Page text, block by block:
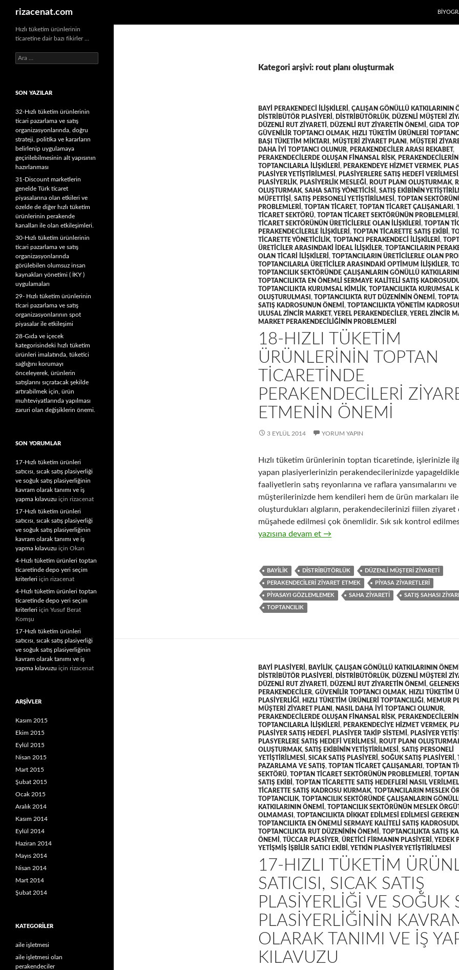
rizacenat.com
Kategori arşivi: rout planı oluşturmak
BAYI PERAKENDECI ILIŞKILERI , ÇALIŞAN GÖNÜLLÜ KATKILARININ
DISTRIBÜTÖR PLASIYERI , DISTRIBÜTÖRLÜK, DÜZENLI MÜŞTERI
DÜZENLI RUT ZIYARETI , DÜZENLI RUT ZIYARETIN ÖNEMI , GIDA
GÜVENILIR TOPTANCI OLMAK, HIZLI TÜKETIM ÜRÜNLERI
BAŞI TÜKETIM MIKTARI , MÜŞTERI ZIYARET PLANI , MÜŞTERI
DAHA IYI TOPTANCI OLUNUR, PERAKENDECILER ARASI REKABET,
PERAKENDECILERDE OLUŞAN FINANSAL RISK, PERAKENDECILERIN
TOPTANCILARLA ILIŞKILERI , PERAKENDEYE HIZMET VERMEK,
PLASIYER YETIŞTIRILMESI , PLASIYERLERE SATIŞ HEDEFI VERILMESI
PLASIYERLIK, PLASIYERLIK MESLEĞI , ROUT PLANI OLUŞTURMAK,
OLUŞTURMAK, SAHA SATIŞ YÖNETICISI , SATIŞ EKIBININ
MÜFETTIŞI , SATIŞ PERSONELI YETIŞTIRILMESI , TOPTAN
PROBLEMLERI , TOPTAN TICARET, TOPTAN TICARET ÇALIŞANLARI ,
TICARET SEKTÖRÜ, TOPTAN TICARET SEKTÖRÜNÜN PROBLEMLERI ,
TICARET SEKTÖRÜNÜN ÜRETICILERLE OLAN ILIŞKILERI , TOPTAN
PERAKENDECILERLE ILIŞKILERI , TOPTAN TICARETTE SATIŞ EKIBI ,
TICARETTE YÖNETICILIK, TOPTANCI PERAKENDECI ILIŞKILERI ,
ÜRETICILER ARASINDAKI IDEAL ILIŞKILER, TOPTANCILARIN
OLAN TICARI ILIŞKILERI , TOPTANCILARIN ÜRETICILERLE OLAN
TOPTANCILARLA ÜRETICILER ARASINDAKI OPTIMUM ILIŞKILER,
TOPTANCILIK SEKTÖRÜNDE ÇALIŞANLARIN GÖNÜLLÜ
TOPTANCILIKTA EN ÖNEMLI SERMAYE KALITELI SATIŞ
TOPTANCILIKTA KURUMSAL KIMLIK, TOPTANCILIKTA KURUMSAL
OLUŞTURULMASI , TOPTANCILIKTA RUT DÜZENININ ÖNEMI ,
SATIŞ KADROSUNUN ÖNEMI , TOPTANCILIKTA YÖNETIM
ULUSAL ZINCIR MARKET,YEREL PERAKENDECILER,YEREL ZINCIR
MARKET PERAKENDECILIĞININ PROBLEMLERI
18-HIZLI TÜKETIM
ÜRÜNLERININ TOPTAN
TICARETINDE
PERAKENDECILERI
ETMENIN ÖNEMI
3 EYLÜL 2014 YORUM YAPIN
Hızlı tüketim ürünlerinin toptan ticaretinde, işlerinizle
yapan plasiyerlerinizin perakendecilerinizde
faaliyetlerin satış reyonlarına ve raflara yansımalarını ve
müşterilerinizde hem kendileri hem de ürün markaları
oluşturdukları algıların, perakendecilerinizi fiilen ziyaret
müşahede edilmesi çok önemlidir. Sık sık kontrol
18-Hızlı tüketim ürünlerinin toptan ticaretinde
yazısına devam et →
BAYILIK DISTRIBÜTÖRLÜK DÜZENLI MÜŞTERI ZIYARETI
PERAKENDECILERI ZIYARET ETMEK PIYASA ZIYARETLERI
PIYASAYI GÖZLEMLEMEK SAHA ZIYARETI SATIŞ SAHASI
TOPTANCILIK
BAYI PLASIYERI , BAYILIK, ÇALIŞAN GÖNÜLLÜ KATKILARININ ÖNEMI
DISTRIBÜTÖR PLASIYERI , DISTRIBÜTÖRLÜK, DÜZENLI MÜŞTERI
DÜZENLI RUT ZIYARETI , DÜZENLI RUT ZIYARETIN ÖNEMI ,
PERAKENDECILER, GÜVENILIR TOPTANCI OLMAK, HIZLI TÜKETIM
PLASIYERLIĞI , HIZLI TÜKETIM ÜRÜNLERI TOPTANCILIĞI , MEMUR
MÜŞTERI ZIYARET PLANI , NASIL DAHA IYI TOPTANCI OLUNUR,
PERAKENDECILERDE OLUŞAN FINANSAL RISK, PERAKENDECILERIN
TOPTANCILARLA ILIŞKILERI , PERAKENDECIYE HIZMET VERMEK,
PLASIYER SATIŞ HEDEFI , PLASIYER TAKIP SISTEMI , PLASIYER
PLASYERLERE SATIŞ HEDEFI VERILMESI , ROUT PLANI
OLUŞTURMAK, SATIŞ EKIBININ YETIŞTIRILMESI , SATIŞ PERSONELI
YETIŞTIRILMESI , SICAK SATIŞ PLASIYERI , SOĞUK SATIŞ PLASIYERI ,
PAZARLAMA VE SATIŞ, TOPTAN TICARET ÇALIŞANLARI , TOPTAN
SEKTÖRÜ, TOPTAN TICARET SEKTÖRÜNÜN PROBLEMLERI ,
SATIŞ EKIBI , TOPTAN TICARETTE SATIŞ HEDEFLERI NASIL
TICARETTE SATIŞ KADROSU KURMAK, TOPTANCILARIN MESLEK
TOPTANCILIK, TOPTANCILIK SEKTÖRÜNDE ÇALIŞANLARIN
KATKILARININ ÖNEMI , TOPTANCILIK SEKTÖRÜNÜN MESLEK
OLMAMASI , TOPTANCILIKTA DIKKAT EDILMESI EDILMESI
TOPTANCILIKTA EN ÖNEMLI SERMAYE KALITELI SATIŞ
TOPTANCILIKTA RUT DÜZENININ ÖNEMI , TOPTANCILIKTA SATIŞ
ÖNEMI , TÜCCAR PLASIYER, ÜRETICI FIRMANIN PLASIYERI ,YEDEK
YETIŞMIŞ IŞBILIR SATICI EKIBI ,YETKIN PLASIYER YETIŞTIRILMESI
17-HIZLI TÜKETIM
SATICISI, SICAK SATIŞ
PLASIYERLIĞI VE SOĞUK
PLASIYERLIĞININ
OLARAK TANIMI VE IŞ
KILAVUZU
Hızlı tüketim ürünlerinin
ticaretine dair bazı fikirler …
A
r
a
SON YAZILAR
32-Hızlı tüketim ürünlerinin
ticari pazarlama ve satış
organizasyonlarında, doğru
strateji, politika ve kararların
belirlenip uygulamaya
geçirilebilmesinin alt yapısının
hazırlanması
31-Discount marketlerin
genelde Türk ticaret
piyasalarına olan etkileri ve
özelde de diğer hızlı tüketim
ürünlerinin perakende
kanalları ile olan etkileşimleri.
30-Hızlı tüketim ürünlerinin
ticari pazarlama ve satış
organizasyonlarında
görülebilen olumsuz insan
kaynakları yönetimi ( İKY )
uygulamaları
29- Hızlı tüketim ürünlerinin
ticari pazarlama ve satış
organizasyonlarının spot
piyasalar ile etkileşimi
28-Gıda ve içecek
kategorisindeki hızlı tüketim
ürünleri imalatında, tüketici
sağlığını korumayı
önceleyerek, ürünlerin
satışlarını sıçratacak şekilde
artırabilmek için, ürün
muhteviyatlarında yapılması
zaruri olan değişiklerin önemi.
SON YORUMLAR
17-Hızlı tüketim ürünleri
satıcısı, sıcak satış plasiyerliği
ve soğuk satış plasiyerliğinin
kavram olarak tanımı ve iş
yapma kılavuzu için rizacenat
17-Hızlı tüketim ürünleri
satıcısı, sıcak satış plasiyerliği
ve soğuk satış plasiyerliğinin
kavram olarak tanımı ve iş
yapma kılavuzu için Okan
4-Hızlı tüketim ürünleri toptan
ticaretinde depo yeri seçim
kriterleri için rizacenat
4-Hızlı tüketim ürünleri toptan
ticaretinde depo yeri seçim
kriterleri için Yusuf Berat
Komşu
17-Hızlı tüketim ürünleri
satıcısı, sıcak satış plasiyerliği
ve soğuk satış plasiyerliğinin
kavram olarak tanımı ve iş
yapma kılavuzu için rizacenat
ARŞIVLER
Kasım 2015
Ekim 2015
Eylül 2015
Nisan 2015
Mart 2015
Şubat 2015
Ocak 2015
Aralık 2014
Kasım 2014
Eylül 2014
Haziran 2014
Mayıs 2014
Nisan 2014
Mart 2014
Şubat 2014
KATEGORILER
aile işletmesi
aile işletmesi olan
perakendeciler